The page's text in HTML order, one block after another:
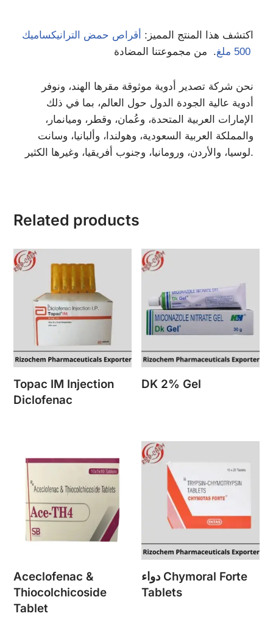
اكتشف هذا المنتج المميز:
أقراص حمض الترانيكساميك
500 ملغ
نحن شركة تصدير أدوية موثوقة مقرها الهند، ونوفر
أدوية عالية الجودة الدول حول العالم، بما في ذلك
الإمارات العربية المتحدة، وعُمان، وقطر، وميانمار،
والمملكة العربية السعودية، وهولندا، وألبانيا، وسانت
لوسيا، والأردن، ورومانيا، وجنوب أفريقيا، وغيرها الكثير.
Related products
Topac IM Injection
Diclofenac
DK 2% Gel
Aceclofenac &
Thiocolchicoside
Tablet
دواء Chymoral Forte
Tablets